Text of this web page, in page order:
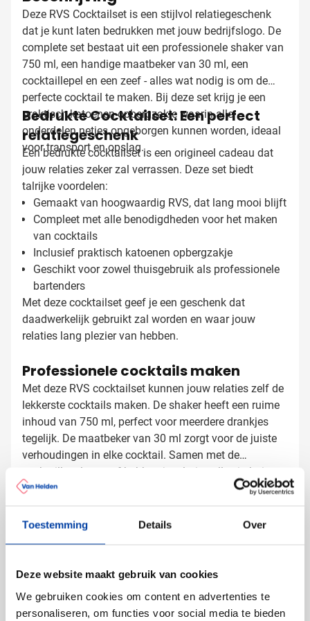
Toestemming Details Over
Deze website maakt gebruik van cookies
We gebruiken cookies om content en advertenties te
personaliseren, om functies voor social media te bieden
Deze RVS Cocktailset is een stijlvol relatiegeschenk
dat je kunt laten bedrukken met jouw bedrijfslogo. De
complete set bestaat uit een professionele shaker van
750 ml, een handige maatbeker van 30 ml, een
cocktaillepel en een zeef - alles wat nodig is om de
perfecte cocktail te maken. Bij deze set krijg je een
praktisch katoenen opbergzakje waarin alle
onderdelen netjes opgeborgen kunnen worden, ideaal
voor transport en opslag.
Bedrukte Cocktailset: Een perfect
relatiegeschenk
Een bedrukte cocktailset is een origineel cadeau dat
jouw relaties zeker zal verrassen. Deze set biedt
talrijke voordelen:
Gemaakt van hoogwaardig RVS, dat lang mooi blijft
Compleet met alle benodigdheden voor het maken
van cocktails
Inclusief praktisch katoenen opbergzakje
Geschikt voor zowel thuisgebruik als professionele
bartenders
Met deze cocktailset geef je een geschenk dat
daadwerkelijk gebruikt zal worden en waar jouw
relaties lang plezier van hebben.
Professionele cocktails maken
Met deze RVS cocktailset kunnen jouw relaties zelf de
lekkerste cocktails maken. De shaker heeft een ruime
inhoud van 750 ml, perfect voor meerdere drankjes
tegelijk. De maatbeker van 30 ml zorgt voor de juiste
verhoudingen in elke cocktail. Samen met de
cocktaillepel en zeef hebben je relaties alles in huis
voor de perfecte mix van ingrediënten.
Cocktailset bedrukken met logo
cocktailset precies zoals jij dat wilt:
Met je bedrijfslogo in één of meer kleuren
resultaat
Met een tekst of slogan voor extra impact